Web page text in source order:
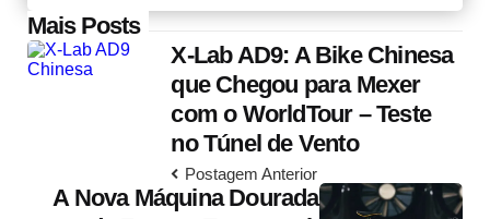
Mais Posts
Post
navigation
X-Lab AD9: A Bike Chinesa
que Chegou para Mexer
com o WorldTour – Teste
no Túnel de Vento
Postagem Anterior
A Nova Máquina Dourada